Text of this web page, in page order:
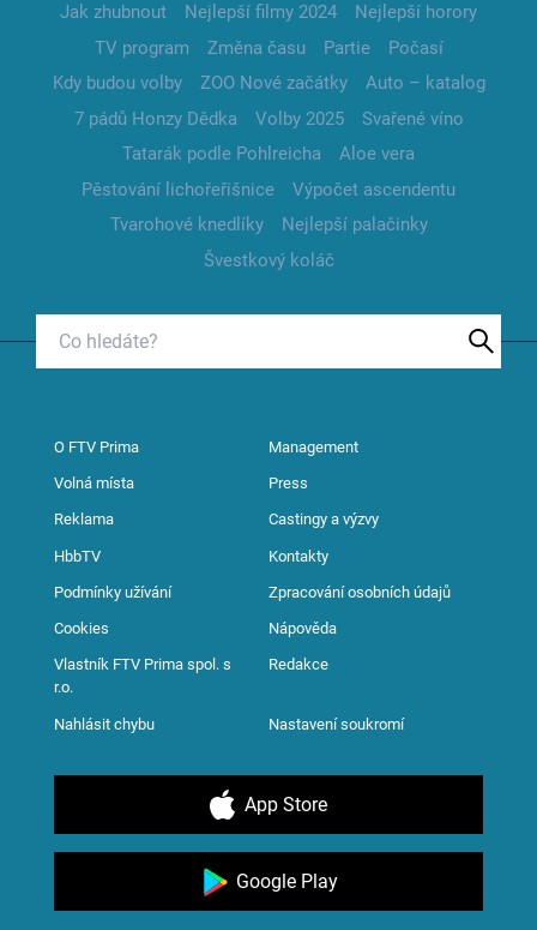
Jak zhubnout Nejlepší filmy 2024
Nejlepší horory
TV program
Změna času Partie
Počasí
Kdy budou volby
ZOO Nové začátky
Auto – katalog
7 pádů Honzy Dědka
Volby 2025
Svařené víno
Tatarák podle Pohlreicha
Aloe vera
Pěstování lichořeřišnice
Výpočet ascendentu
Tvarohové knedlíky
Nejlepší palačinky
Švestkový koláč
O FTV Prima Management
Volná místa Press
Reklama Castingy a výzvy
HbbTV Kontakty
Podmínky užívání Zpracování osobních údajů
Cookies Nápověda
Vlastník FTV Prima spol. s
r.o.
Redakce
Nahlásit chybu Nastavení soukromí
App Store
Google Play